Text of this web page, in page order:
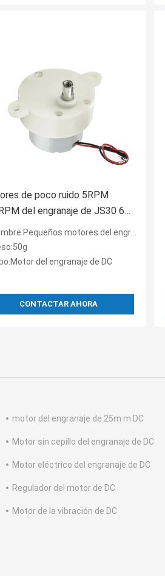
de poco ruido 5RPM
del engranaje de JS30 6V
DC para el juguete
motores del engranaje de DC
del engranaje de DC
CONTACTAR AHORA
motor del engranaje de 25m m DC
Motor sin cepillo del engranaje de DC
Motor eléctrico del engranaje de DC
Regulador del motor de DC
Motor de la vibración de DC